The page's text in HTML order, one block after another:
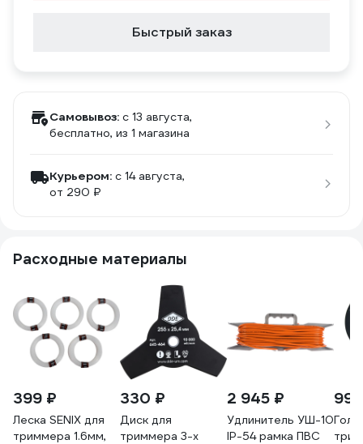
Быстрый заказ
Самовывоз: c 13 августа,
бесплатно, из 1 магазина
Курьером: c 14 августа,
от 290 ₽
Расходные материалы
399 ₽
Леска SENIX для
триммера 1.6мм,
330 ₽
Диск для
триммера 3-х
2 945 ₽
Удлинитель УШ-10
IP-54 рамка ПВС